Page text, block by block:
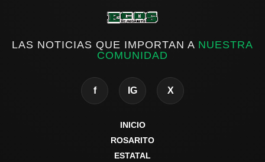
LAS NOTICIAS QUE IMPORTAN A NUESTRA
COMUNIDAD
f IG X
INICIO
ROSARITO
ESTATAL